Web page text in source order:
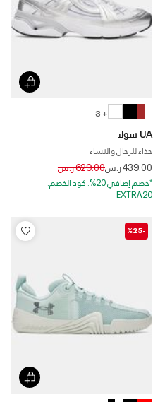
+ 3
UA سولا
حذاء للرجال والنساء
439.00 ر.س Price reduced from
629.00 ر.س to
*خصم إضافي 20%. كود الخصم:
EXTRA20
-%25